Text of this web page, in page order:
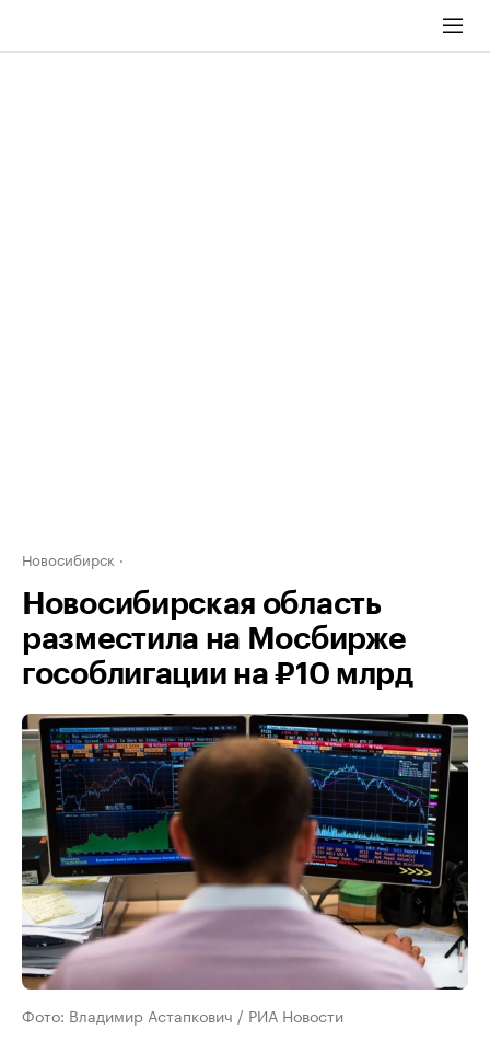
Новосибирск
Новосибирская область
разместила на Мосбирже
гособлигации на ₽10 млрд
Фото: Владимир Астапкович / РИА Новости